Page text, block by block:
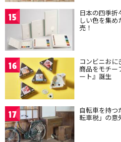
15 日本の四季
しい色を集
売！
16 コンビニお
商品をモチー
ート』誕生
17 自転車を持つ
転車税」の意